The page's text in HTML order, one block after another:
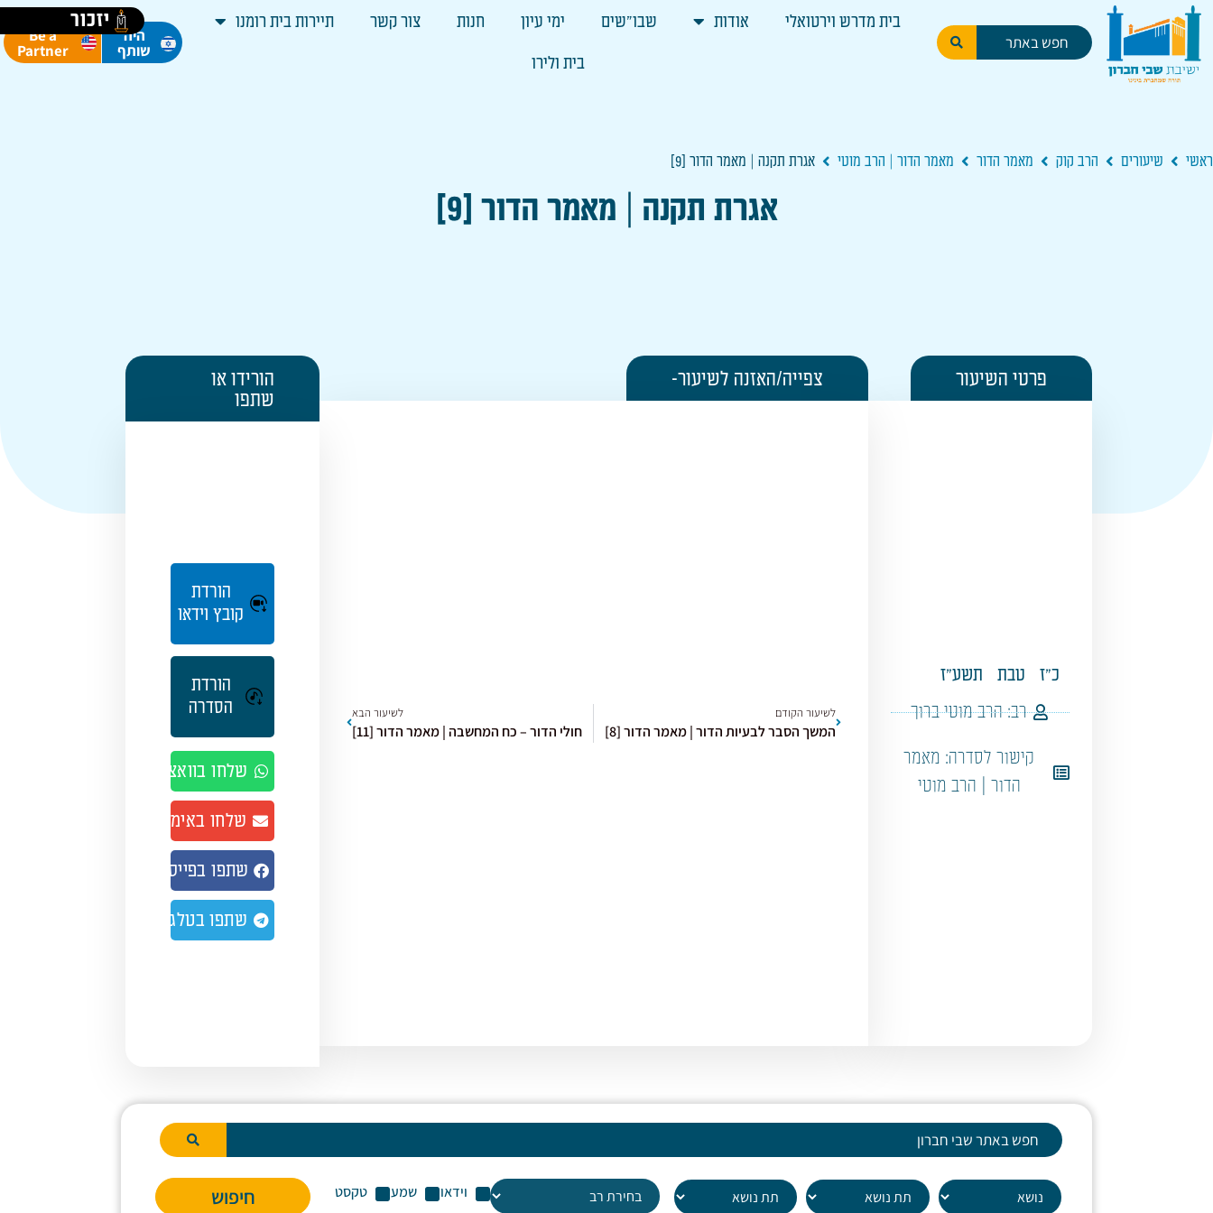
יזכור בית מדרש וירטואלי אודות שבו"שים ימי עיון חנות צור קשר תיירות בית רומנו
בית ולירו
היה
שותף
Be a
Partner
ראשי שיעורים הרב קוק מאמר הדור מאמר הדור | הרב מוטי אגרת תקנה | מאמר הדור [9]
אגרת תקנה | מאמר הדור [9]
פרטי השיעור
כ"ז טבת
תשע"ז
רב: הרב מוטי ברוך
קישור לסדרה: מאמר
הדור | הרב מוטי
צפייה/האזנה לשיעור-
לשיעור הקודם
המשך הסבר לבעיות הדור | מאמר הדור [8]
לשיעור הבא
חולי הדור – כח המחשבה | מאמר הדור [11]
הורידו או
שתפו
הורדת
קובץ וידאו
הורדת
הסדרה
שלחו בוואצאפ
שלחו באימייל
שתפו בפייסבוק
שתפו בטלגרם
וידאו שמע טקסט חיפוש